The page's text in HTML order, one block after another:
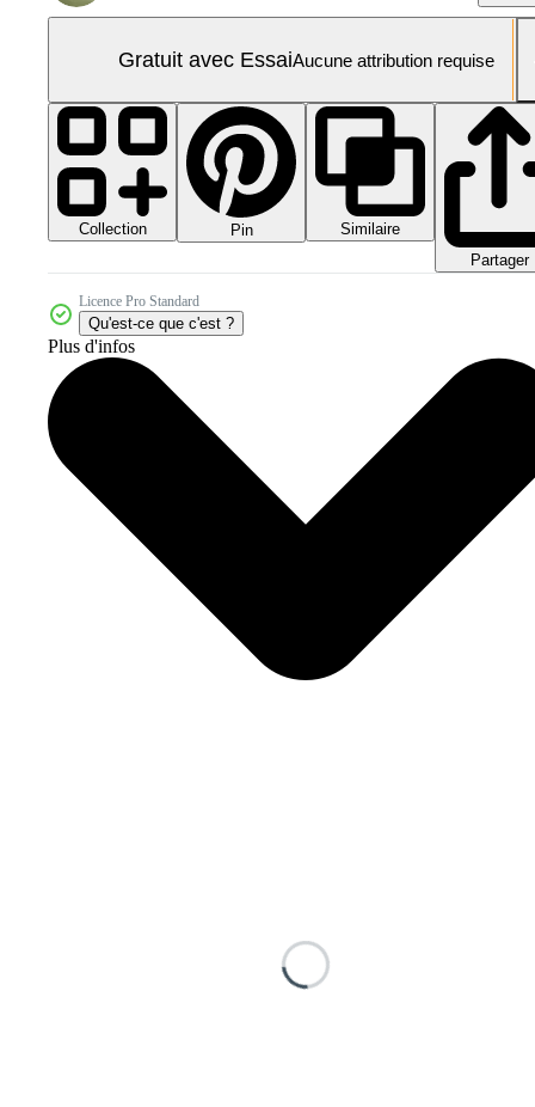
Gratuit avec EssaiAucune attribution requise
Collection Pin
Similaire
Partager
Licence Pro Standard
Qu'est-ce que c'est ?
Plus d'infos